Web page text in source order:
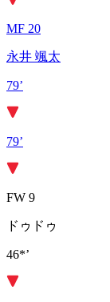
MF 20
永井 颯太
79’
79’
FW 9
ドゥドゥ
46*’